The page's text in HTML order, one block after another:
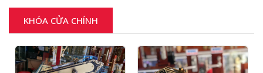
KHÓA CỬA CHÍNH